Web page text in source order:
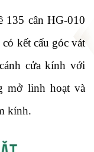
135 cân HG-010
kết cấu góc vát
cửa kính với
mở linh hoạt và
kính.